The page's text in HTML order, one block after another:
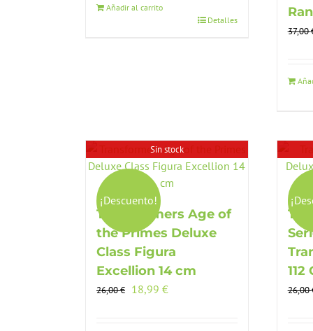
era:
34,99 €.
Añadir al carrito
Detalles
37,00
Sin stock
¡Descuento!
Transformers Age of
the Primes Deluxe
Class Figura
Excellion 14 cm
26,00€ El
18,99 €El
26,00